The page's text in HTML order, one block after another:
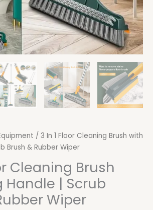
/ 3 In 1 Floor Cleaning Brush with
Brush & Rubber Wiper
Cleaning Brush
Handle | Scrub
Wiper